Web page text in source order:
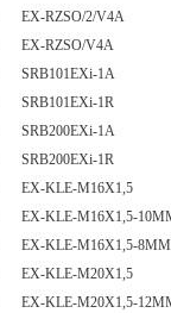
EX-RZSO/2/V4A
EX-RZSO/V4A
SRB101EXi-1A
SRB101EXi-1R
SRB200EXi-1A
SRB200EXi-1R
EX-KLE-M16X1,5
EX-KLE-M16X1,5-
EX-KLE-M16X1,5-8MM
EX-KLE-M20X1,5
EX-KLE-M20X1,5-